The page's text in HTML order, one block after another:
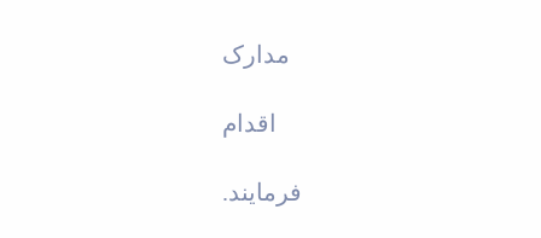
مدارک
اقدام
فرمایند.